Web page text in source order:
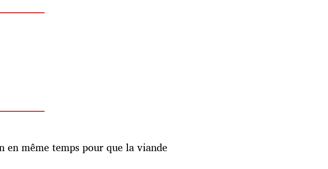
en même temps pour que la viande